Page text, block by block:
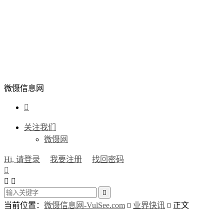
微慑信息网

关注我们
微慑网
Hi, 请登录 我要注册
找回密码

 

当前位置： 微慑信息网-VulSee.com  业界快讯  正文